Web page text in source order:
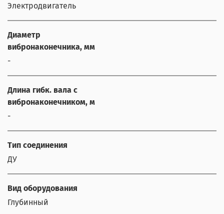
Электродвигатель
Диаметр
вибронаконечника, мм
-
Длина гибк. вала с
вибронаконечником, м
-
Тип соединения
ДУ
Вид оборудования
Глубинный